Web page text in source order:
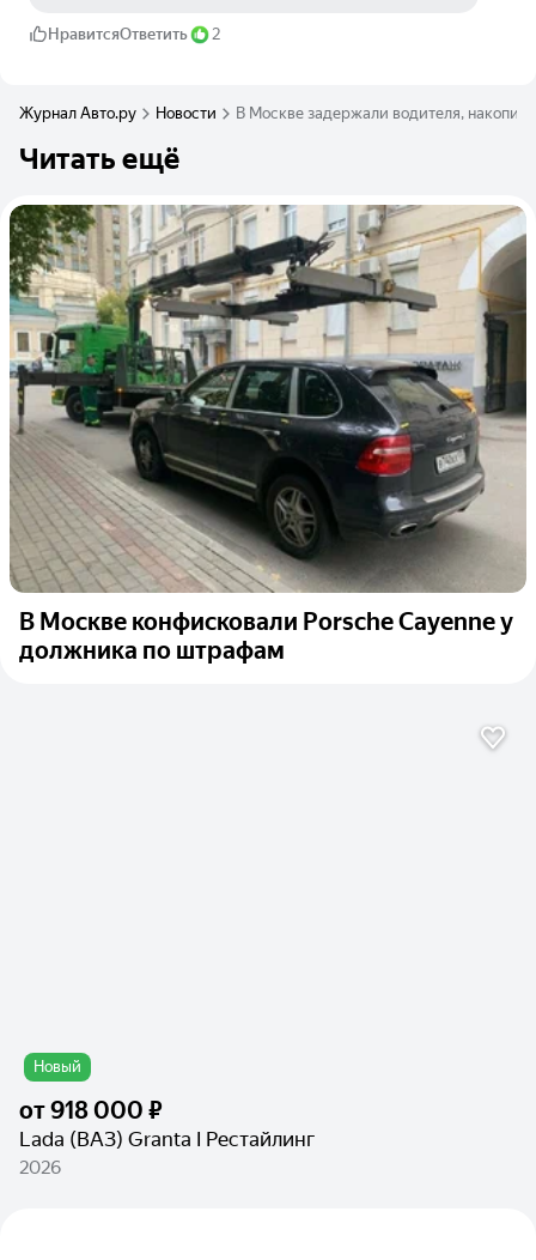
НравитсяОтветить 2
Журнал Авто.ру Новости В Москве задержали водителя,
Читать ещё
В Москве конфисковали Porsche Cayenne у
должника по штрафам
Новый
от918 000 ₽
Lada (ВАЗ) Granta I Рестайлинг
2026